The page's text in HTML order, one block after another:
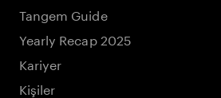
Tangem Guide
Yearly Recap 2025
Kariyer
Kişiler